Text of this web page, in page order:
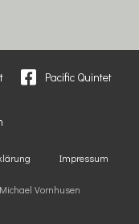
Pacific Quintet
Impressum
Vornhusen